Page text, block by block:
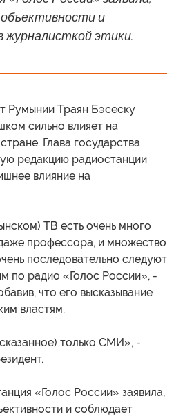
и
журналисткой этики.
Румынии Траян Бэсеску
сильно влияет на
Глава государства
редакцию радиостанции
влияние на
ТВ есть очень много
профессора, и множество
последовательно следуют
по радио «Голос России», -
что его высказывание
властям.
только СМИ», -
«Голос России» заявила,
и соблюдает